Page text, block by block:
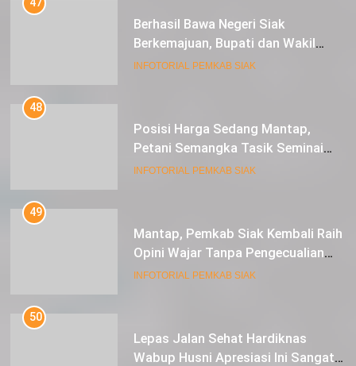
47
Berhasil Bawa Negeri Siak
Berkemajuan, Bupati dan Wakil
Bupati Siak Terima Gelar Adat
INFOTORIAL PEMKAB SIAK
48
Posisi Harga Sedang Mantap,
Petani Semangka Tasik Seminai
Raup Untung
INFOTORIAL PEMKAB SIAK
49
Mantap, Pemkab Siak Kembali Raih
Opini Wajar Tanpa Pengecualian
ke-13 Dari BPK RI.
INFOTORIAL PEMKAB SIAK
50
Lepas Jalan Sehat Hardiknas
Wabup Husni Apresiasi Ini Sangat